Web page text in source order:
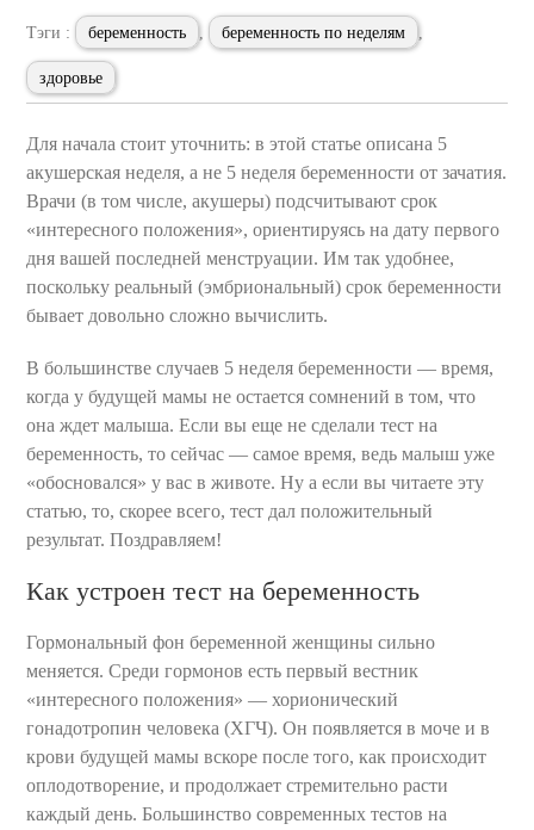
Тэги : беременность беременность по неделям
здоровье
Для начала стоит уточнить: в этой статье описана 5
акушерская неделя, а не 5 неделя беременности от зачатия.
Врачи (в том числе, акушеры) подсчитывают срок
«интересного положения», ориентируясь на дату первого
дня вашей последней менструации. Им так удобнее,
поскольку реальный (эмбриональный) срок беременности
бывает довольно сложно вычислить.
В большинстве случаев 5 неделя беременности — время,
когда у будущей мамы не остается сомнений в том, что
она ждет малыша. Если вы еще не сделали тест на
беременность, то сейчас — самое время, ведь малыш уже
«обосновался» у вас в животе. Ну а если вы читаете эту
статью, то, скорее всего, тест дал положительный
результат. Поздравляем!
Как устроен тест на беременность
Гормональный фон беременной женщины сильно
меняется. Среди гормонов есть первый вестник
«интересного положения» — хорионический
гонадотропин человека (ХГЧ). Он появляется в моче и в
крови будущей мамы вскоре после того, как происходит
оплодотворение, и продолжает стремительно расти
каждый день. Большинство современных тестов на